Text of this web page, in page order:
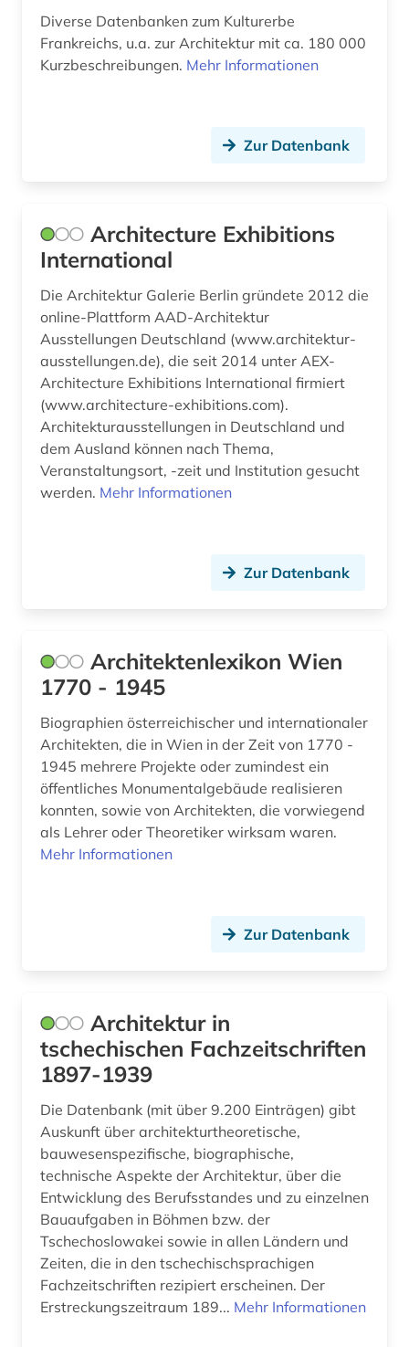
fallstudie (1)
fassadenbegrünung (1)
feuerwehrwesen (1)
fid kunst, photografie, design (1)
film (3)
filme (1)
finnmark (1)
fluidik (1)
forschungsprojekt (2)
fortifikation (1)
foto (1)
fotoarchiv (1)
fotografie (6)
freifläche (1)
freskomalerei (1)
funktechnik (1)
förderverein (1)
garten (1)
gartenarchitekt (1)
Diverse Datenbanken zum Kulturerbe
Frankreichs, u.a. zur Architektur mit ca. 180 000
Kurzbeschreibungen. Mehr Informationen
Zur Datenbank
Architecture Exhibitions
International
Die Architektur Galerie Berlin gründete 2012 die
online-Plattform AAD-Architektur
Ausstellungen Deutschland (www.architektur-
ausstellungen.de), die seit 2014 unter AEX-
Architecture Exhibitions International firmiert
(www.architecture-exhibitions.com).
Architekturausstellungen in Deutschland und
dem Ausland können nach Thema,
Veranstaltungsort, -zeit und Institution gesucht
werden. Mehr Informationen
Zur Datenbank
Architektenlexikon Wien
1770 - 1945
Biographien österreichischer und internationaler
Architekten, die in Wien in der Zeit von 1770 -
1945 mehrere Projekte oder zumindest ein
öffentliches Monumentalgebäude realisieren
konnten, sowie von Architekten, die vorwiegend
als Lehrer oder Theoretiker wirksam waren.
Mehr Informationen
Zur Datenbank
Architektur in
tschechischen Fachzeitschriften
1897-1939
Die Datenbank (mit über 9.200 Einträgen) gibt
Auskunft über architekturtheoretische,
bauwesenspezifische, biographische,
technische Aspekte der Architektur, über die
Entwicklung des Berufsstandes und zu einzelnen
Bauaufgaben in Böhmen bzw. der
Tschechoslowakei sowie in allen Ländern und
Zeiten, die in den tschechischsprachigen
Fachzeitschriften rezipiert erscheinen. Der
Erstreckungszeitraum 189... Mehr Informationen